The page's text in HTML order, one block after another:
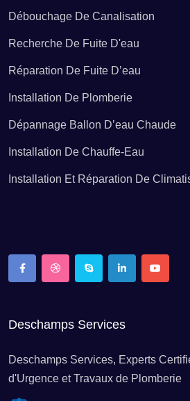
Installation de chauffe-eau Beuil
Installation de chauffe-eau Blausasc
Installation de chauffe-eau Bonson
Installation de chauffe-eau Breil-sur-
Débouchage De Canalisation
Recherche De Fuite D'eau
Réparation De Fuite D’eau
Installation De Plomberie
Dépannage Ballon D’eau Chaude
Installation De Chauffe-Eau
Installation Et Réparation De
Deschamps Services
Deschamps Services, Experts
d'Urgence et Travaux de Plomberie